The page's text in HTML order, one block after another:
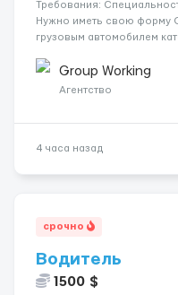
Требования:
Нужно иметь свою форму
грузовым автомобилем
установленным маршрутам
документами; -
Group Working
Агентство
4 часа назад
срочно
Водитель
1500 $